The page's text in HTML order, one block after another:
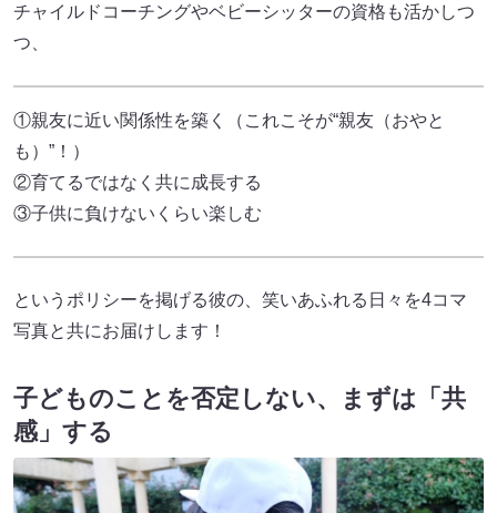
チャイルドコーチングやベビーシッターの資格も活かしつ
つ、
①親友に近い関係性を築く（これこそが“親友（おやと
も）”！）
②育てるではなく共に成長する
③子供に負けないくらい楽しむ
というポリシーを掲げる彼の、笑いあふれる日々を4コマ
写真と共にお届けします！
子どものことを否定しない、まずは「共
感」する